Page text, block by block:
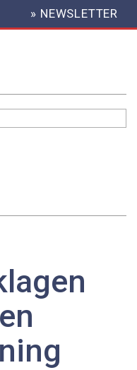
HEADER» NEWSLETTER